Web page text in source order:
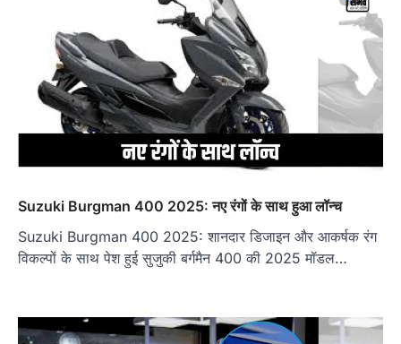
Suzuki Burgman 400 2025: नए रंगों के साथ हुआ लॉन्च
Suzuki Burgman 400 2025: शानदार डिजाइन और आकर्षक रंग
विकल्पों के साथ पेश हुई सुजुकी बर्गमैन 400 की 2025 मॉडल…